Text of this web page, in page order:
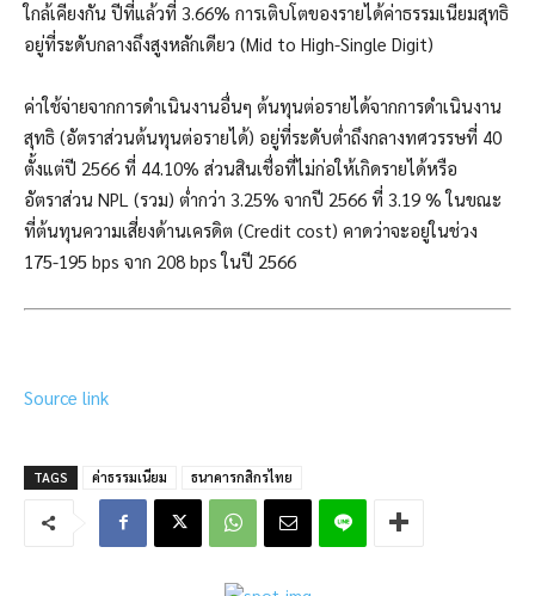
ใกล้เคียงกัน ปีที่แล้วที่ 3.66% การเติบโตของรายได้ค่าธรรมเนียมสุทธิ
อยู่ที่ระดับกลางถึงสูงหลักเดียว (Mid to High-Single Digit)
ค่าใช้จ่ายจากการดำเนินงานอื่นๆ ต้นทุนต่อรายได้จากการดำเนินงาน
สุทธิ (อัตราส่วนต้นทุนต่อรายได้) อยู่ที่ระดับต่ำถึงกลางทศวรรษที่ 40
ตั้งแต่ปี 2566 ที่ 44.10% ส่วนสินเชื่อที่ไม่ก่อให้เกิดรายได้หรือ
อัตราส่วน NPL (รวม) ต่ำกว่า 3.25% จากปี 2566 ที่ 3.19 % ในขณะ
ที่ต้นทุนความเสี่ยงด้านเครดิต (Credit cost) คาดว่าจะอยู่ในช่วง
175-195 bps จาก 208 bps ในปี 2566
Source link
TAGS ค่าธรรมเนียม ธนาคารกสิกรไทย